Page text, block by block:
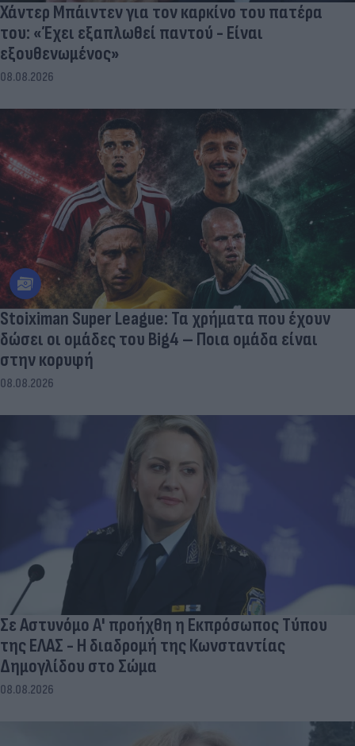
Χάντερ Μπάιντεν για τον καρκίνο του πατέρα
του: «Έχει εξαπλωθεί παντού - Είναι
εξουθενωμένος»
08.08.2026
Stoiximan Super League: Τα χρήματα που έχουν
δώσει οι ομάδες του Big4 – Ποια ομάδα είναι
στην κορυφή
08.08.2026
Σε Αστυνόμο Α' προήχθη η Εκπρόσωπος Τύπου
της ΕΛΑΣ - Η διαδρομή της Κωνσταντίας
Δημογλίδου στο Σώμα
08.08.2026